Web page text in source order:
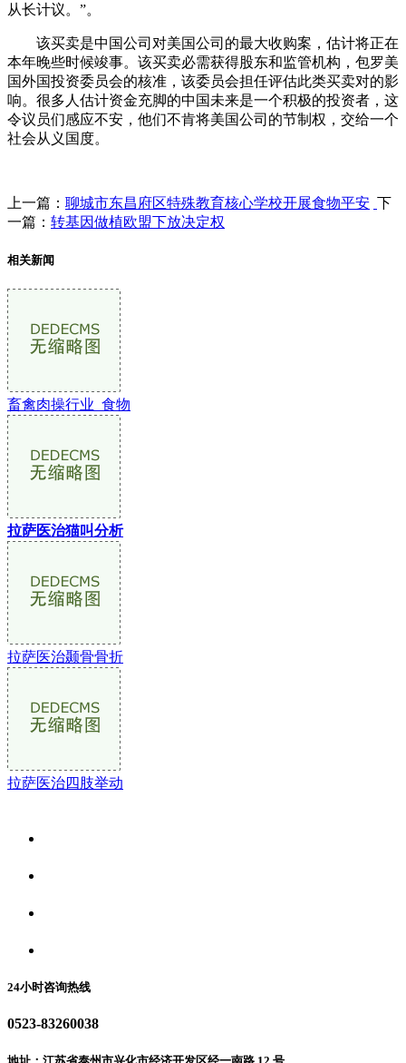
从长计议。”。
该买卖是中国公司对美国公司的最大收购案，估计将正在
本年晚些时候竣事。该买卖必需获得股东和监管机构，包罗美
国外国投资委员会的核准，该委员会担任评估此类买卖对的影
响。很多人估计资金充脚的中国未来是一个积极的投资者，这
令议员们感应不安，他们不肯将美国公司的节制权，交给一个
社会从义国度。
上一篇： 聊城市东昌府区特殊教育核心学校开展食物平安 下
一篇： 转基因做植欧盟下放决定权
相关新闻
畜禽肉操行业_食物
拉萨医治猫叫分析
拉萨医治颞骨骨折
拉萨医治四肢举动
24小时咨询热线
0523-83260038